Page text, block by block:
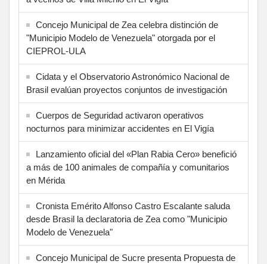
Concejo Municipal de Zea celebra distinción de
"Municipio Modelo de Venezuela" otorgada por el
CIEPROL-ULA
Cidata y el Observatorio Astronómico Nacional de
Brasil evalúan proyectos conjuntos de investigación
Cuerpos de Seguridad activaron operativos
nocturnos para minimizar accidentes en El Vigía
Lanzamiento oficial del «Plan Rabia Cero» benefició
a más de 100 animales de compañía y comunitarios
en Mérida
Cronista Emérito Alfonso Castro Escalante saluda
desde Brasil la declaratoria de Zea como "Municipio
Modelo de Venezuela"
Concejo Municipal de Sucre presenta Propuesta de